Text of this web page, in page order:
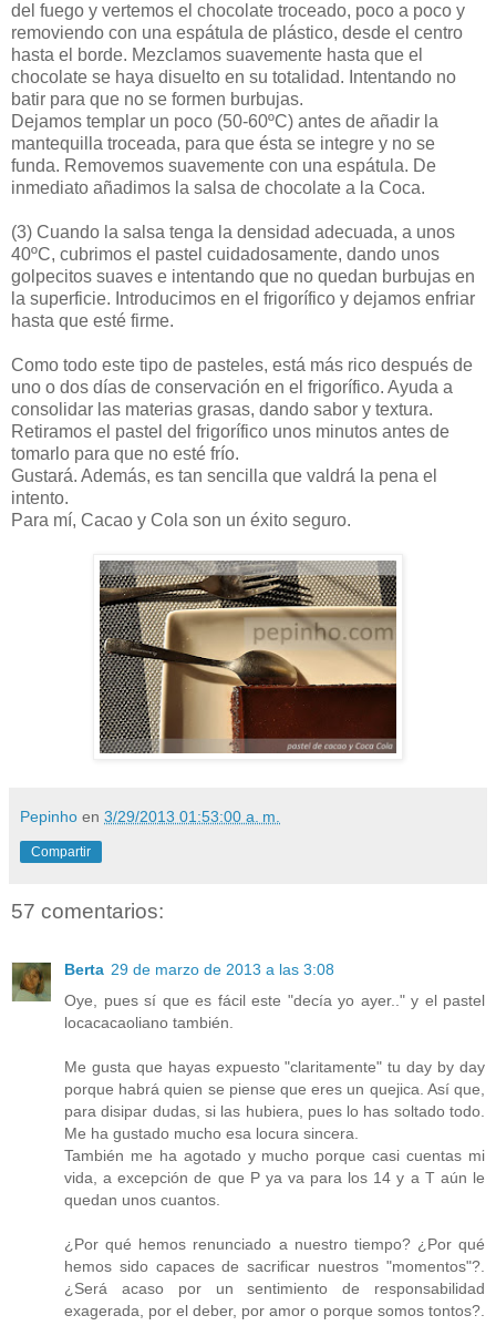
del fuego y vertemos el chocolate troceado, poco a poco y
removiendo con una espátula de plástico, desde el centro
hasta el borde. Mezclamos suavemente hasta que el
chocolate se haya disuelto en su totalidad. Intentando no
batir para que no se formen burbujas.
Dejamos templar un poco (50-60ºC) antes de añadir la
mantequilla troceada, para que ésta se integre y no se
funda. Removemos suavemente con una espátula. De
inmediato añadimos la salsa de chocolate a la Coca.
(3) Cuando la salsa tenga la densidad adecuada, a unos
40ºC, cubrimos el pastel cuidadosamente, dando unos
golpecitos suaves e intentando que no quedan burbujas en
la superficie. Introducimos en el frigorífico y dejamos enfriar
hasta que esté firme.
Como todo este tipo de pasteles, está más rico después de
uno o dos días de conservación en el frigorífico. Ayuda a
consolidar las materias grasas, dando sabor y textura.
Retiramos el pastel del frigorífico unos minutos antes de
tomarlo para que no esté frío.
Gustará. Además, es tan sencilla que valdrá la pena el
intento.
Para mí, Cacao y Cola son un éxito seguro.
Pepinho en 3/29/2013 01:53:00 a. m.
Compartir
57 comentarios:
Berta 29 de marzo de 2013 a las 3:08
Oye, pues sí que es fácil este "decía yo ayer.." y el pastel
locacacaoliano también.
Me gusta que hayas expuesto "claritamente" tu day by day
porque habrá quien se piense que eres un quejica. Así que,
para disipar dudas, si las hubiera, pues lo has soltado todo.
Me ha gustado mucho esa locura sincera.
También me ha agotado y mucho porque casi cuentas mi
vida, a excepción de que P ya va para los 14 y a T aún le
quedan unos cuantos.
¿Por qué hemos renunciado a nuestro tiempo? ¿Por qué
hemos sido capaces de sacrificar nuestros "momentos"?.
¿Será acaso por un sentimiento de responsabilidad
exagerada, por el deber, por amor o porque somos tontos?.